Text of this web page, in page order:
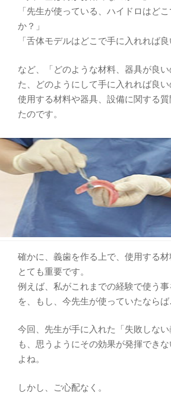
「先生が使っている、ハイドロはど
か？」
「舌体モデルはどこで手に入れれば良
など、「どのような材料、器具が良
た、どのようにして手に入れれば良い
使用する材料や器具、設備に関する
たのです。
確かに、義歯を作る上で、使用する
とても重要です。
例えば、私がこれまでの経験で使う
を、もし、今先生が使っていたなら
今回、先生が手に入れた「失敗しない
も、思うようにその効果が発揮でき
よね。
しかし、ご心配なく。